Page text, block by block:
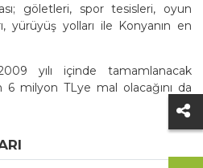
göletleri, spor tesisleri, oyun
yürüyüş yolları ile Konyanın en
yılı içinde tamamlanacak
6 milyon TLye mal olacağını da